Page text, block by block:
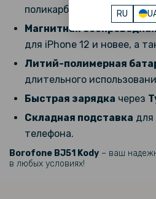
RU
поликарбоната.
Магнитная
для iPhone 12 и новее, а
Литий-полимерная
длительного
Быстрая зарядка через
Складная подставка для
телефона.
Borofone BJ51 Kody – ваш
в любых условиях!